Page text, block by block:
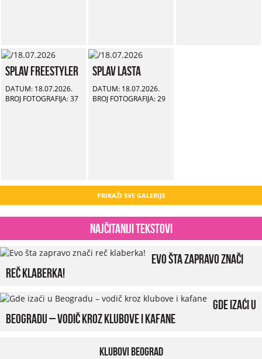
Splav Freestyler
DATUM: 18.07.2026.
BROJ FOTOGRAFIJA: 37
Splav Lasta
DATUM: 18.07.2026.
BROJ FOTOGRAFIJA: 29
PRIKAŽI SVE GALERIJE
Najčitaniji tekstovi
Evo šta zapravo znači
reč klaberka!
Gde izaći u
Beogradu – vodič kroz klubove i kafane
Klubovi Beograd